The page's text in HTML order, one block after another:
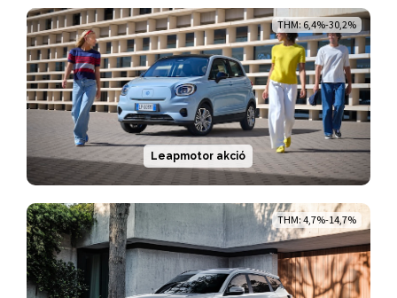
THM: 6,4%-30,2%
Leapmotor akció
THM: 4,7%-14,7%